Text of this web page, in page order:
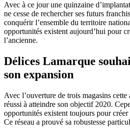
Avec à ce jour une quinzaine
ne cesse de rechercher ses futurs
conquérir l’ensemble du territoire
opportunités existent aujourd’hui pour
l’ancienne.
Délices Lamarque
son expansion
Avec l’ouverture de trois magasins
réussi à atteindre son objectif 2020.
opportunités existent toujours pour créer
Ce réseau a prouvé sa robustesse